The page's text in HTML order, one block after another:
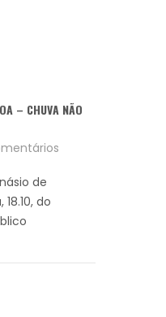
– CHUVA NÃO
de
do